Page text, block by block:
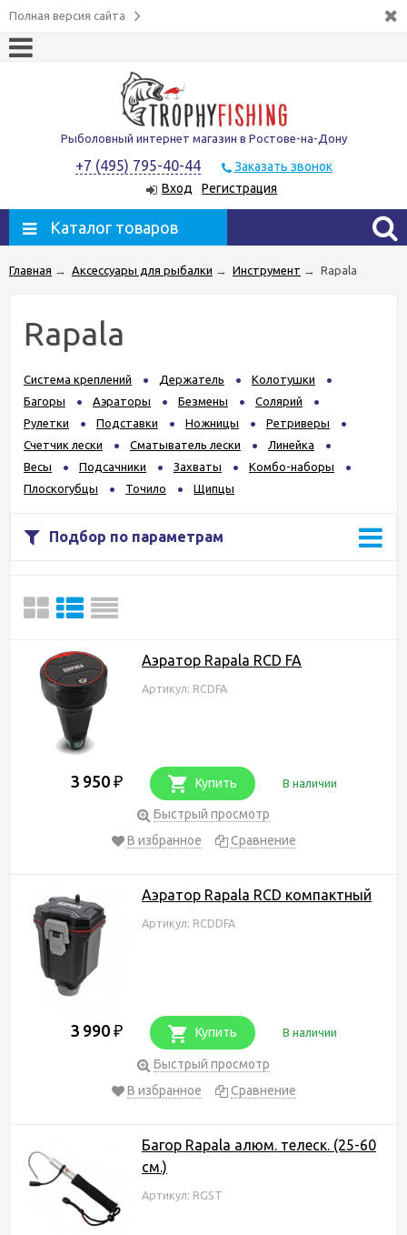
Полная версия сайта
Рыболовный интернет магазин в Ростове-на-Дону
+7 (495) 795-40-44
Заказать звонок
Вход
Регистрация
Каталог товаров
Главная → Аксессуары для рыбалки → Инструмент → Rapala
Rapala
Система креплений Держатель
Колотушки
Багоры
Аэраторы Безмены
Солярий
Рулетки
Подставки Ножницы
Ретриверы
Счетчик лески
Сматыватель лески
Линейка
Весы
Подсачники Захваты
Комбо-наборы
Плоскогубцы
Точилo Щипцы
Подбор по параметрам
Аэратор Rapala RCD FA
Артикул: RCDFA
3 950 ₽ Купить В наличии
Быстрый просмотр
В избранное
Сравнение
Аэратор Rapala RCD компактный
Артикул: RCDDFA
3 990 ₽ Купить В наличии
Быстрый просмотр
В избранное
Сравнение
Багор Rapala алюм. телеск. (25-60
см.)
Артикул: RGST